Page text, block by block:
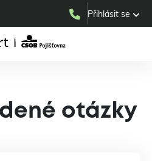
Přihlásit se
otázky